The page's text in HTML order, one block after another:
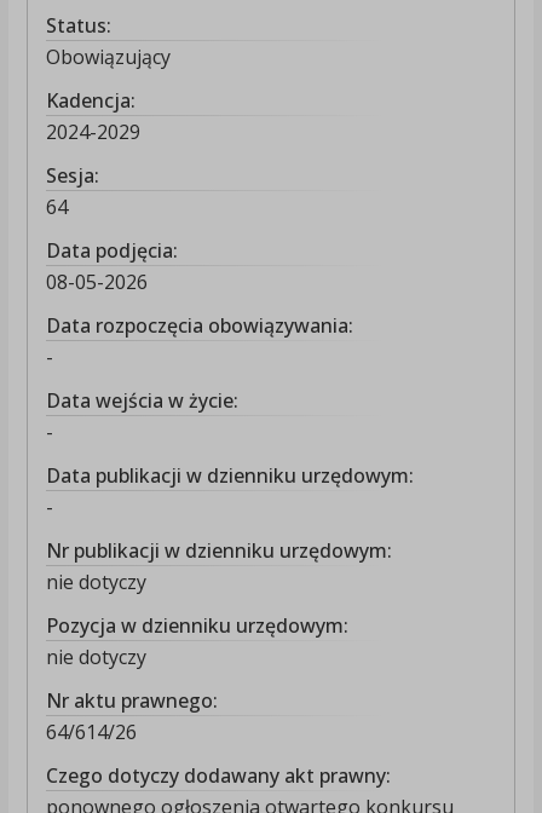
Status:
Obowiązujący
Kadencja:
2024-2029
Sesja:
64
Data podjęcia:
08-05-2026
Data rozpoczęcia obowiązywania:
-
Data wejścia w życie:
-
Data publikacji w dzienniku urzędowym:
-
Nr publikacji w dzienniku urzędowym:
nie dotyczy
Pozycja w dzienniku urzędowym:
nie dotyczy
Nr aktu prawnego:
64/614/26
Czego dotyczy dodawany akt prawny:
ponownego ogłoszenia otwartego konkursu